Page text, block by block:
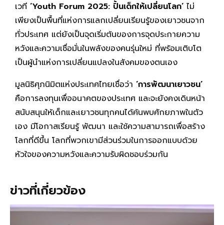
เวที ‘Youth Forum 2025: ปั้นเด็กให้เปลี่ยนโลก’ ไม่
เพียงเป็นพื้นที่แห่งการแลกเปลี่ยนเรียนรู้ของเยาวชนจาก
ทั่วประเทศ แต่ยังเป็นจุดเริ่มต้นของการจุดประกายความ
หวังและความเชื่อมั่นในพลังของคนรุ่นใหม่ ที่พร้อมเติบโต
เป็นผู้นำแห่งการเปลี่ยนแปลงในสังคมของตนเอง
มูลนิธิศุภนิมิตแห่งประเทศไทยเชื่อว่า ‘การพัฒนาเยาวชน’
คือการลงทุนเพื่ออนาคตของประเทศ และจะยังคงเดินหน้า
สนับสนุนให้เด็กและเยาวชนทุกคนได้ค้นพบศักยภาพในตัว
เอง มีโอกาสเรียนรู้ พัฒนา และใช้ความสามารถเพื่อสร้าง
โลกที่ดีขึ้น โลกที่พวกเขามีส่วนร่วมในการออกแบบด้วย
หัวใจของความหวังและความรับผิดชอบร่วมกัน
ข่าวที่เกี่ยวข้อง